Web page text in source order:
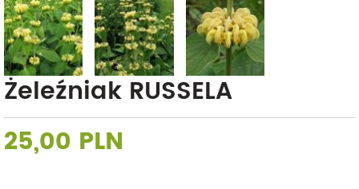
Żeleźniak RUSSELA
25,00 PLN